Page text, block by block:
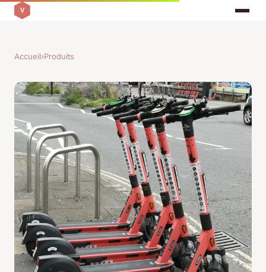
Accueil›Produits